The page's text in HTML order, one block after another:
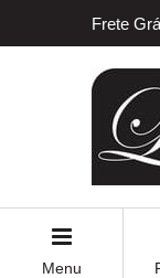
Frete
5% de
Frete
Menu